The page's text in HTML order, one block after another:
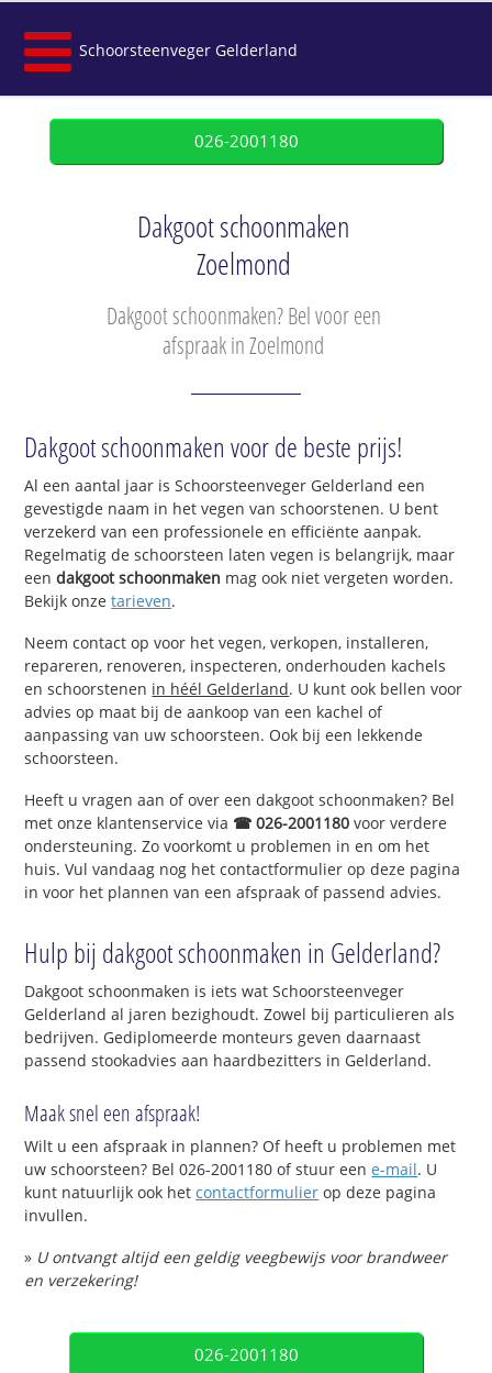
Schoorsteenveger Gelderland
026-2001180
Dakgoot schoonmaken
Zoelmond
Dakgoot schoonmaken? Bel voor een
afspraak in Zoelmond
Dakgoot schoonmaken voor de beste prijs!
Al een aantal jaar is Schoorsteenveger Gelderland een
gevestigde naam in het vegen van schoorstenen. U bent
verzekerd van een professionele en efficiënte aanpak.
Regelmatig de schoorsteen laten vegen is belangrijk, maar
eendakgoot schoonmaken mag ook niet vergeten worden.
Bekijk onzetarieven.
Neem contact op voor het vegen, verkopen, installeren,
repareren, renoveren, inspecteren, onderhouden kachels
en schoorstenen in héél Gelderland. U kunt ook bellen voor
advies op maat bij de aankoop van een kachel of
aanpassing van uw schoorsteen. Ook bij een lekkende
schoorsteen.
Heeft u vragen aan of over een dakgoot schoonmaken? Bel
met onze klantenservice via ☎ 026-2001180 voor verdere
ondersteuning. Zo voorkomt u problemen in en om het
huis. Vul vandaag nog het contactformulier op deze pagina
in voor het plannen van een afspraak of passend advies.
Hulp bij dakgoot schoonmaken in Gelderland?
Dakgoot schoonmaken is iets wat Schoorsteenveger
Gelderland al jaren bezighoudt. Zowel bij particulieren als
bedrijven. Gediplomeerde monteurs geven daarnaast
passend stookadvies aan haardbezitters in Gelderland.
Maak snel een afspraak!
Wilt u een afspraak in plannen? Of heeft u problemen met
uw schoorsteen? Bel 026-2001180 of stuur eene-mail. U
kunt natuurlijk ook hetcontactformulier op deze pagina
invullen.
» U ontvangt altijd een geldig veegbewijs voor brandweer
en verzekering!
026-2001180